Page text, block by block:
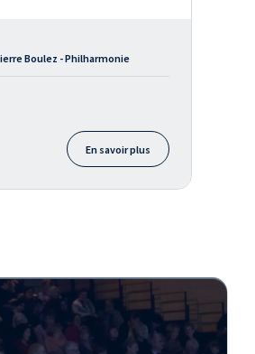
Boulez - Philharmonie
En savoir plus